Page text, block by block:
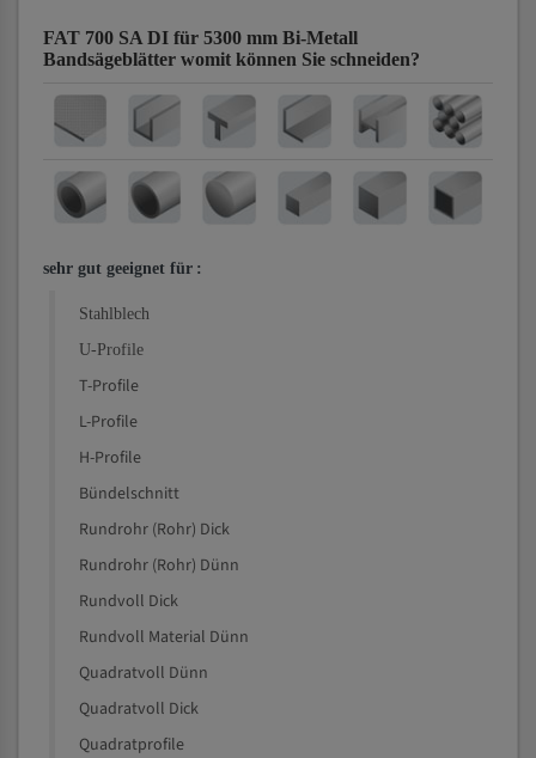
FAT 700 SA DI für 5300 mm Bi-Metall
Bandsägeblätter womit können Sie schneiden?
sehr gut geeignet für :
Stahlblech
U-Profile
T-Profile
L-Profile
H-Profile
Bündelschnitt
Rundrohr (Rohr) Dick
Rundrohr (Rohr) Dünn
Rundvoll Dick
Rundvoll Material Dünn
Quadratvoll Dünn
Quadratvoll Dick
Quadratprofile